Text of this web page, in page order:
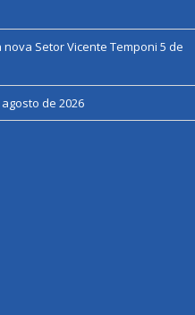
Setor Vicente Temponi 5 de
de 2026